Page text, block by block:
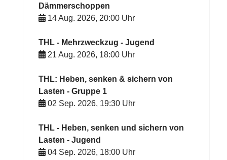
Dämmerschoppen
14 Aug. 2026,20:00 Uhr
THL - Mehrzweckzug - Jugend
21 Aug. 2026, 18:00 Uhr
THL: Heben, senken & sichern von
Lasten - Gruppe 1
02 Sep. 2026, 19:30 Uhr
THL - Heben, senken und sichern von
Lasten - Jugend
04 Sep. 2026, 18:00 Uhr